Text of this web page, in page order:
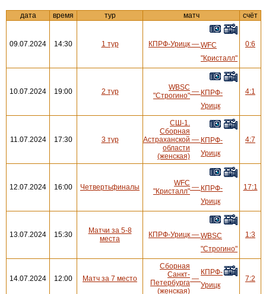
дата время тур матч счёт
09.07.2024 14:30 1 тур КПРФ-Урицк — WFC
"Кристалл"
0:6
10.07.2024 19:00 2 тур
WBSC
"Строгино" — КПРФ-
Урицк
4:1
11.07.2024 17:30 3 тур
СШ-1.
Сборная
Астраханской
области
(женская)
— КПРФ-
Урицк
4:7
12.07.2024 16:00 Четвертьфиналы
WFC
"Кристалл" — КПРФ-
Урицк
17:1
13.07.2024 15:30
Матчи за 5-8
места
КПРФ-Урицк — WBSC
"Строгино"
1:3
14.07.2024 12:00 Матч за 7 место
Сборная
Санкт-
Петербурга
(женская)
—
КПРФ-
Урицк
7:2